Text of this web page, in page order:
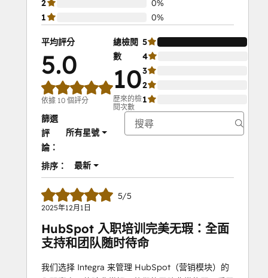
2
0%
1
0%
平均評分
5.0
依據 10 個評分
總檢閱
數
10
歷來的檢
閱次數
5
4
3
2
1
篩選
評
論：
所有星號
排序： 最新
5/5
2025年12月1日
HubSpot 入职培训完美无瑕：全面
支持和团队随时待命
我们选择 Integra 来管理 HubSpot（营销模块）的